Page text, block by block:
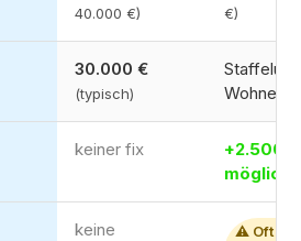
40.000 €)
€)
30.000 €
(typisch)
keiner fix
+2.500 €
möglich
keine
⚠️ Oft